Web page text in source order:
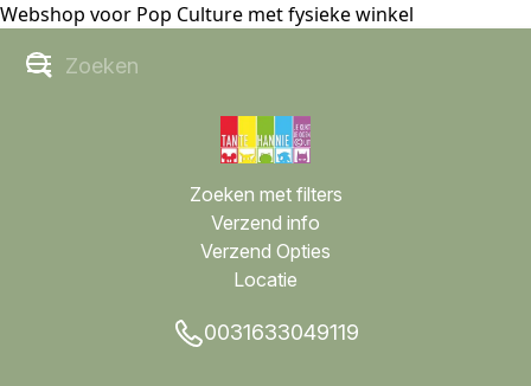
Webshop voor Pop Culture met fysieke winkel
Zoeken met filters
Verzend info
Verzend Opties
Locatie
0031633049119